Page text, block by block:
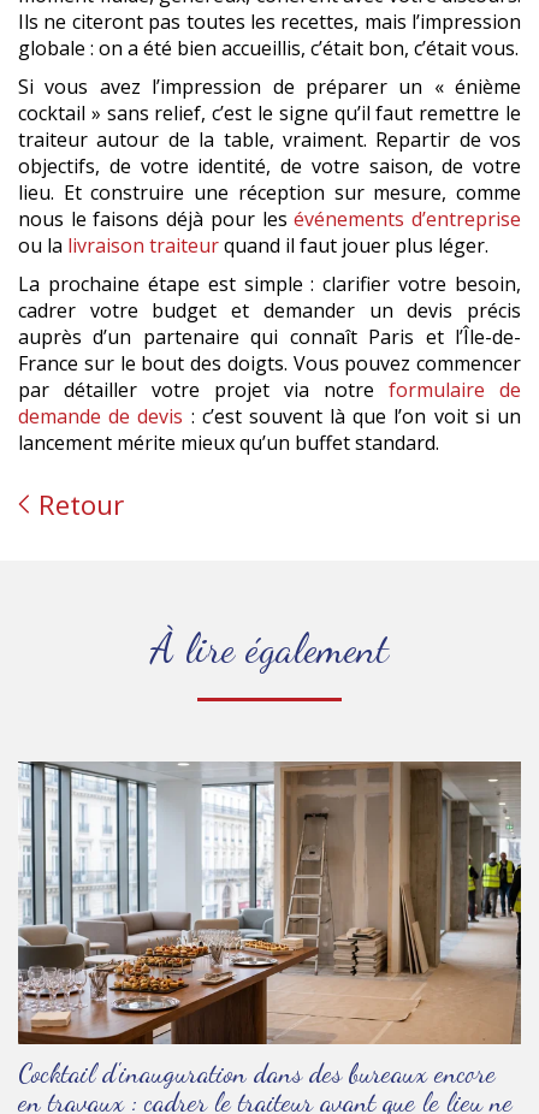
Ils ne citeront pas toutes les recettes, mais l’impression
globale : on a été bien accueillis, c’était bon, c’était vous.
Si vous avez l’impression de préparer un « énième
cocktail » sans relief, c’est le signe qu’il faut remettre le
traiteur autour de la table, vraiment. Repartir de vos
objectifs, de votre identité, de votre saison, de votre
lieu. Et construire une réception sur mesure, comme
nous le faisons déjà pour lesévénements d’entreprise
ou la livraison traiteurquand il faut jouer plus léger.
La prochaine étape est simple : clarifier votre besoin,
cadrer votre budget et demander un devis précis
auprès d’un partenaire qui connaît Paris et l’Île-de-
France sur le bout des doigts. Vous pouvez commencer
par détailler votre projet via notre formulaire de
demande de devis : c’est souvent là que l’on voit si un
lancement mérite mieux qu’un buffet standard.
Retour
À lire également
Cocktail d'inauguration dans des bureaux encore
en travaux : cadrer le traiteur avant que le lieu ne